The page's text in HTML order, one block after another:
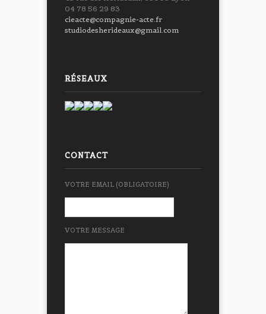
04 78 56 29 83
cieacte@compagnie-acte.fr
studiodesherideaux@gmail.com
RÉSEAUX
CONTACT
VOTRE EMAIL (OBLIGATOIRE)
VOTRE MESSAGE